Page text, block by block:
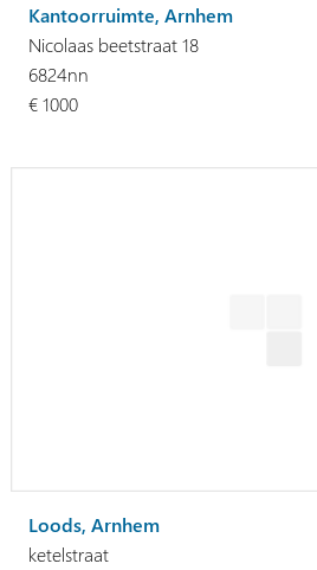
Kantoorruimte, Arnhem
Nicolaas beetstraat 18
6824nn
€ 1000
Loods, Arnhem
ketelstraat